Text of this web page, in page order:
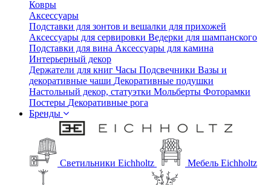
Ковры
Аксессуары
Подставки для зонтов и вешалки для прихожей
Аксессуары для сервировки Ведерки для шампанского
Подставки для вина Аксессуары для камина
Интерьерный декор
Держатели для книг Часы Подсвечники Вазы и
декоративные чаши Декоративные подушки
Настольный декор, статуэтки Мольберты Фоторамки
Постеры Декоративные рога
Бренды
Светильники Eichholtz Мебель Eichholtz